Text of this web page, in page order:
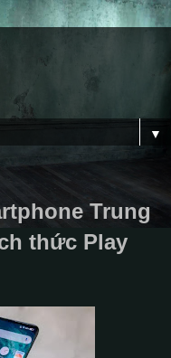
▼
Trung
thức Play